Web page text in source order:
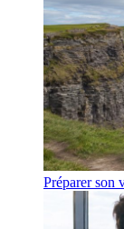
Préparer son